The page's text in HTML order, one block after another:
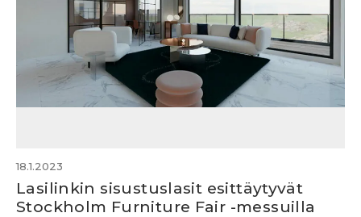
18.1.2023
Lasilinkin sisustuslasit esittäytyvät
Stockholm Furniture Fair -messuilla